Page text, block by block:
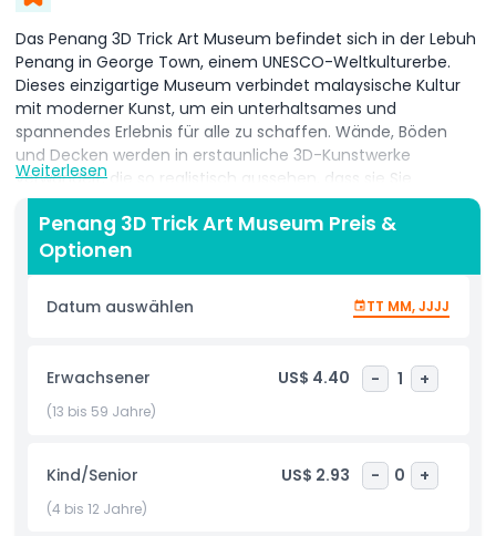
Das Penang 3D Trick Art Museum befindet sich in der Lebuh
Penang in George Town, einem UNESCO-Weltkulturerbe.
Dieses einzigartige Museum verbindet malaysische Kultur
mit moderner Kunst, um ein unterhaltsames und
spannendes Erlebnis für alle zu schaffen. Wände, Böden
und Decken werden in erstaunliche 3D-Kunstwerke
verwandelt, die so realistisch aussehen, dass sie Sie
überraschen werden. Diese kreativen Kunstwerke sind
perfekt, um lustige und unvergessliche Fotos zu machen.
Mit mehr als 40 zu erkundenden Stücken, inklusive
optischer Täuschungen und Skulpturen, können Sie mit den
Ausstellungen interagieren und Teil der Kunst werden.
Posieren Sie, machen Sie kreative Fotos und lassen Sie Ihrer
Dieses Museum ist ein großartiger Ort für einen Besuch mit
Familie und Freunden. Es ist unterhaltsam, interaktiv und
bietet eine besondere Möglichkeit, Kunst und Kultur zu
3D Trick Art Museum ist ein Muss für eine einzigartige und
angenehme Zeit in Penang.
Weiterlesen
Penang 3D Trick Art Museum Preis &
Optionen
Datum auswählen TT MM, JJJJ
Erwachsener US$ 4.40 - 1 +
(13 bis 59 Jahre)
Kind/Senior US$ 2.93 - 0 +
(4 bis 12 Jahre)